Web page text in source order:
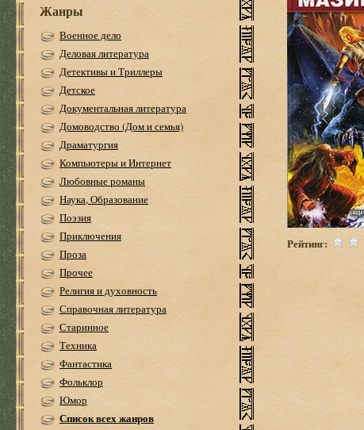
Жанры
Военное дело
Деловая литература
Детективы и Триллеры
Детское
Документальная литература
Домоводство (Дом и семья)
Драматургия
Компьютеры и Интернет
Любовные романы
Наука, Образование
Поэзия
Приключения
Проза
Прочее
Религия и духовность
Справочная литература
Старинное
Техника
Фантастика
Фольклор
Юмор
Список всех жанров
Рейтинг: